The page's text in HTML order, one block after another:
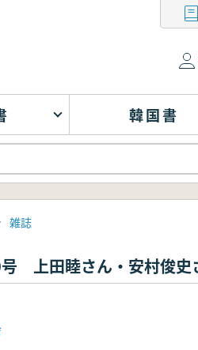
韓国書
雑誌
上田睦さん・安村俊史